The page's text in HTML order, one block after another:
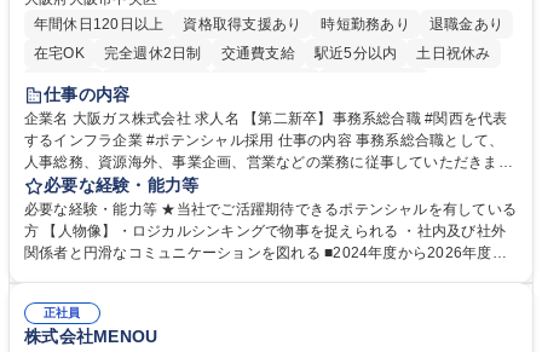
年間休日120日以上
資格取得支援あり 時短勤務あり
退職金あり
在宅OK
完全週休2日制 交通費支給 駅近5分以内
土日祝休み
服装自由
第二新卒歓迎
仕事の内容
企業名 大阪ガス株式会社 求人名 【第二新卒】事務系総合職 #関西を代表
するインフラ企業 #ポテンシャル採用 仕事の内容 事務系総合職として、
人事総務、資源海外、事業企画、営業などの業務に従事していただきま
す。 【業務内容の一例】■所属事業部の勤労業務 ■海外に関係する各種業
務 ■営業部門の企画スタッフ、ルート営業 【キャリアパス】入社後の配属
ポジションで一定期間ご活躍頂いた後、本人の適性及び将来のキャリアを
鑑みてジョブローテーションを行います。 【育成】OJTでの現場育成や研
表するインフラ企業 #ポテンシャル採用
必要な経験・能力等
必要な経験・能力等 ★当社でご活躍期待できるポテンシャルを有している
方 【人物像】・ロジカルシンキングで物事を捉えられる ・社内及び社外
関係者と円滑なコミュニケーションを図れる ■2024年度から2026年度ま
72.html ■エネルギーセキュリティの不安定化や気候変動による自然災害の
甚大化など、これまで以上に社会課題解決の重要性が高まっています。
正社員
株式会社MENOU